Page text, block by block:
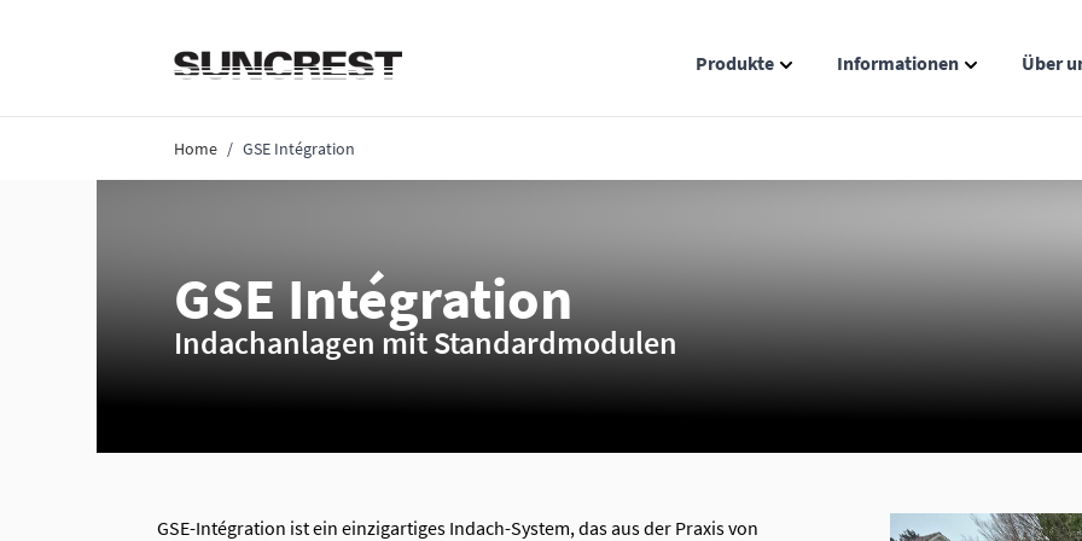
Produkte
Informationen
Über
Home / GSE Intégration
GSE Intégration
Indachanlagen mit Standardmodulen
GSE-Intégration ist ein einzigartiges Indach-System, das aus der Praxis von